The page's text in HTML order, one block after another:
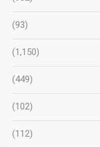
(93)
(1,150)
(449)
(102)
(112)